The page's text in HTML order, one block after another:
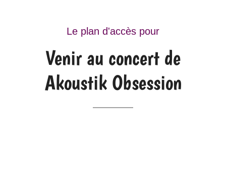
Le plan d'accès pour
Venir au concert de
Akoustik Obsession